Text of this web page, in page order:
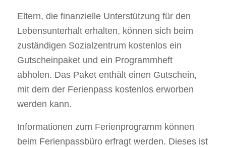
Eltern, die finanzielle Unterstützung für den
Lebensunterhalt erhalten, können sich beim
zuständigen Sozialzentrum kostenlos ein
Gutscheinpaket und ein Programmheft
abholen. Das Paket enthält einen Gutschein,
mit dem der Ferienpass kostenlos erworben
werden kann.
Informationen zum Ferienprogramm können
beim Ferienpassbüro erfragt werden. Dieses ist